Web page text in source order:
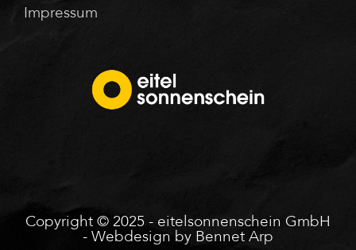
Impressum
Copyright © 2025 - eitelsonnenschein GmbH
- Webdesign by Bennet Arp